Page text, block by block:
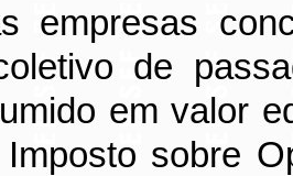
empresas
de
em valor
sobre